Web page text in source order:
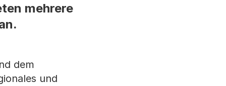
mehrere
dem
und